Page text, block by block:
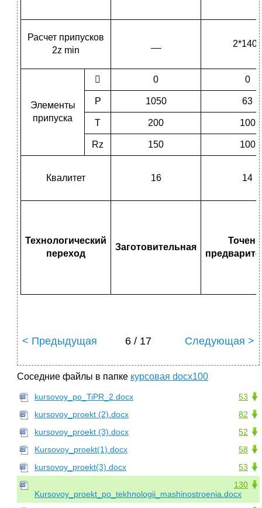
Расчет припусков
2z min
2*1400
Элементы
припуска
 0 0
P 1050 63
T 200 100
Rz 150 100
Квалитет 16 14
Технологический
переход
Заготовительная
< Предыдущая 6 / 17 Следующая >
Соседние файлы в папке курсовая docx100
53
kursovoy_po_TiPR_2.docx
82
kursovoy_proekt (2).docx
52
kursovoy_proekt (3).docx
58
Kursovoy_proekt(1).docx
53
kursovoy_proekt(3).docx
130
Kursovoy_proekt_po_tekhnologii_mashinostroenia.docx